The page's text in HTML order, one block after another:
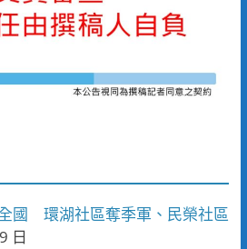
國 環湖社區奪季軍、民榮社區
日